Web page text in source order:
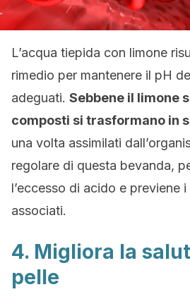
L’acqua tiepida con limone
rimedio per mantenere il pH
adeguati. Sebbene il limone
composti si trasformano in
una volta assimilati
regolare di questa bevanda,
l’eccesso di acido e previene
associati.
4. Migliora la
pelle